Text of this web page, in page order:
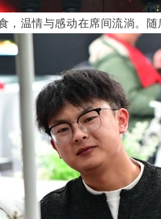
，温情与感动在席间流淌。